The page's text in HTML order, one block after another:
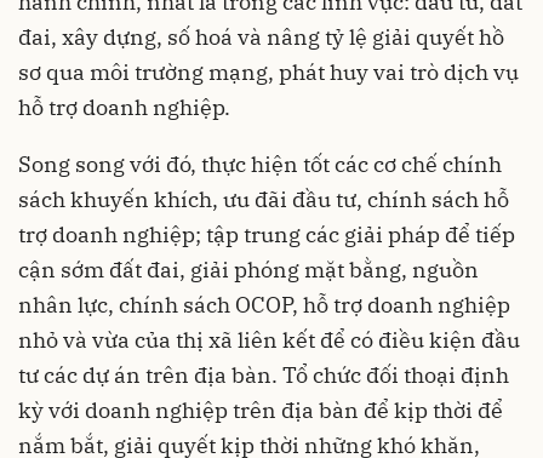
đai, xây dựng, số hoá và nâng tỷ lệ giải quyết hồ
sơ qua môi trường mạng, phát huy vai trò dịch vụ
hỗ trợ doanh nghiệp.
Song song với đó, thực hiện tốt các cơ chế chính
sách khuyến khích, ưu đãi đầu tư, chính sách hỗ
trợ doanh nghiệp; tập trung các giải pháp để tiếp
cận sớm đất đai, giải phóng mặt bằng, nguồn
nhân lực, chính sách OCOP, hỗ trợ doanh nghiệp
nhỏ và vừa của thị xã liên kết để có điều kiện đầu
tư các dự án trên địa bàn. Tổ chức đối thoại định
kỳ với doanh nghiệp trên địa bàn để kịp thời để
nắm bắt, giải quyết kịp thời những khó khăn,